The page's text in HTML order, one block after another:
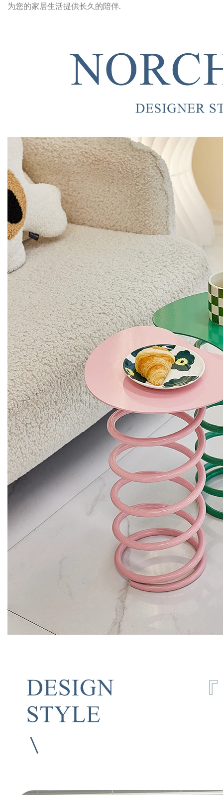
为您的家居生活提供长久的陪伴.